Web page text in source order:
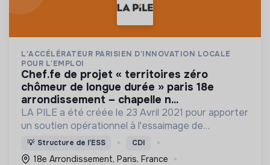
L'ACCÉLÉRATEUR PARISIEN D'INNOVATION LOCALE
POUR L'EMPLOI
chef.fe de projet « territoires zéro
chômeur de longue durée » paris 18e
arrondissement – chapelle n...
LA PILE a été créée le 23 Avril 2021 pour apporter
un soutien opérationnel à l'essaimage de
l’expérimentation "Territoires Zéro Chômeur de
Longue Durée" à Paris
💡 Structure de l’ESS CDI
18e Arrondissement, Paris, France